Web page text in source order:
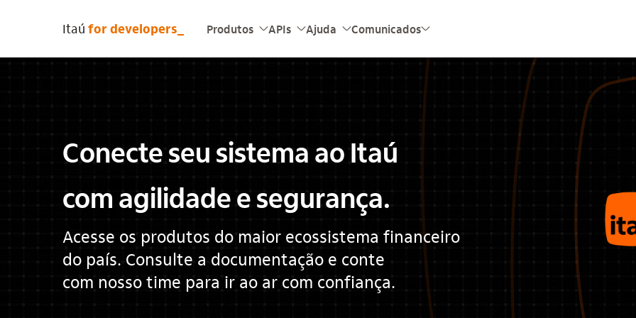
Itaú for developers_ Produtos seta_baixoAPIs seta_baixoAjuda seta_baixoComunicadosseta_baixo
Conecte seu sistema ao Itaú
com agilidade e segurança.
Acesse os produtos do maior ecossistema financeiro
do país. Consulte a documentação e conte
com nosso time para ir ao ar com confiança.